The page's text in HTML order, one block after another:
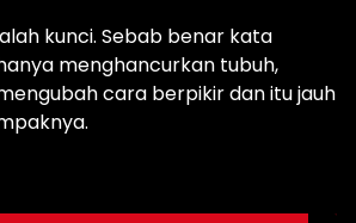
kunci. Sebab benar kata
menghancurkan tubuh,
cara berpikir dan itu jauh